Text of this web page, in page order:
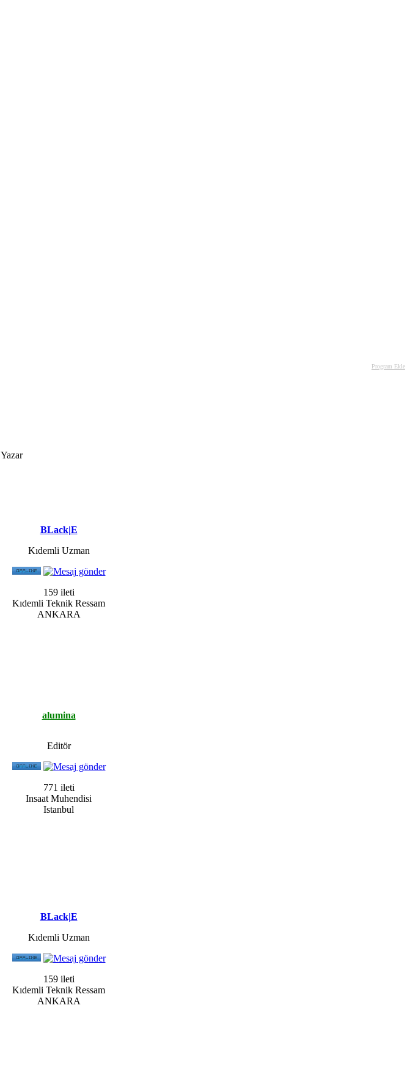
Program Ekle
Yazar
BLack|E
Kıdemli Uzman
159 ileti
Kıdemli Teknik Ressam
ANKARA
alumina
Editör
771 ileti
Insaat Muhendisi
Istanbul
BLack|E
Kıdemli Uzman
159 ileti
Kıdemli Teknik Ressam
ANKARA